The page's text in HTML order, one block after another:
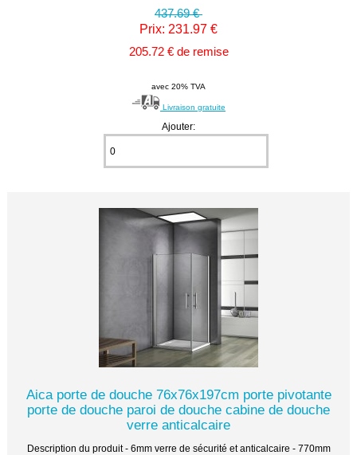
437.69 €
Prix: 231.97 €
205.72 € de remise
avec 20% TVA
Livraison gratuite
Ajouter:
Aica porte de douche 76x76x197cm porte pivotante
porte de douche paroi de douche cabine de douche
verre anticalcaire
Description du produit - 6mm verre de sécurité et anticalcaire - 770mm